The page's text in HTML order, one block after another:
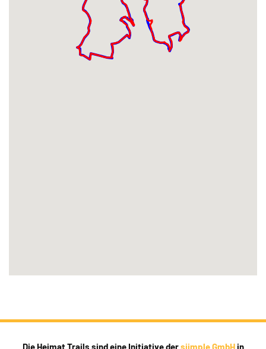
Die Heimat Trails sind eine Initiative dersiimple GmbHin